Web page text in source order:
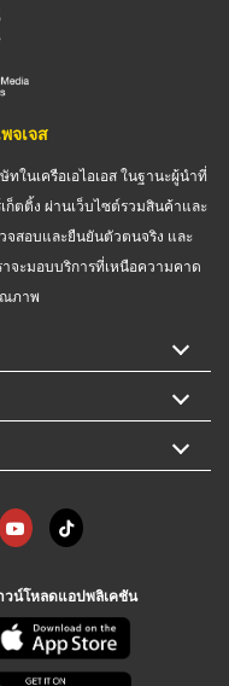
จเจส
ในเครือเอไอเอส ในฐานะผู้นำที่
ตติ้ง ผ่านเว็บไซต์รวมสินค้าและ
จสอบและยืนยันตัวตนจริง และ
จะมอบบริการที่เหนือความคาด
ภาพ
วน์โหลดแอปพลิเคชัน